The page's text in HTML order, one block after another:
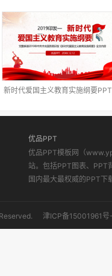
新时代爱国主义教育实施纲要
优品PPT
优品PPT模板网（
站。包括PPT图表、PPT
国内最大最权威的PPT下
津ICP备15001961号